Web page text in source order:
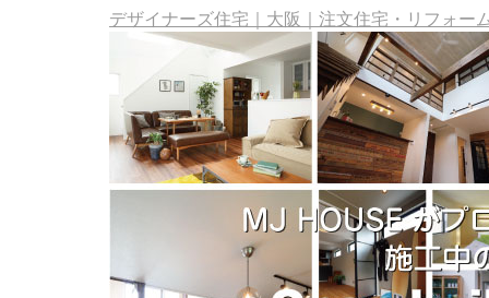
デザイナーズ住宅｜大阪｜注文住宅・リフォー